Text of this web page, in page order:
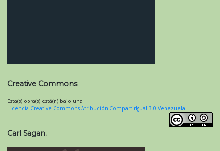
Creative Commons
Esta(s) obra(s) está(n) bajo una
Licencia Creative Commons Atribución-CompartirIgual 3.0 Venezuela.
Carl Sagan.